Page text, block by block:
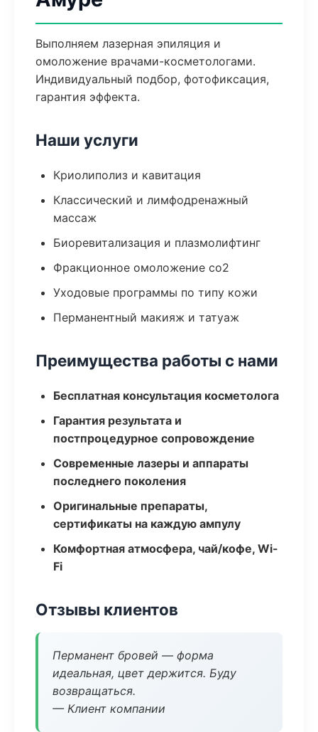
Выполняем лазерная эпиляция и
омоложение врачами-косметологами.
Индивидуальный подбор, фотофиксация,
гарантия эффекта.
Наши услуги
Криолиполиз и кавитация
Классический и лимфодренажный
массаж
Биоревитализация и плазмолифтинг
Фракционное омоложение co2
Уходовые программы по типу кожи
Перманентный макияж и татуаж
Преимущества работы с нами
Бесплатная консультация косметолога
Гарантия результата и
постпроцедурное сопровождение
Современные лазеры и аппараты
последнего поколения
Оригинальные препараты,
сертификаты на каждую ампулу
Комфортная атмосфера, чай/кофе, Wi-
Fi
Отзывы клиентов
Перманент бровей — форма
идеальная, цвет держится. Буду
возвращаться.
— Клиент компании